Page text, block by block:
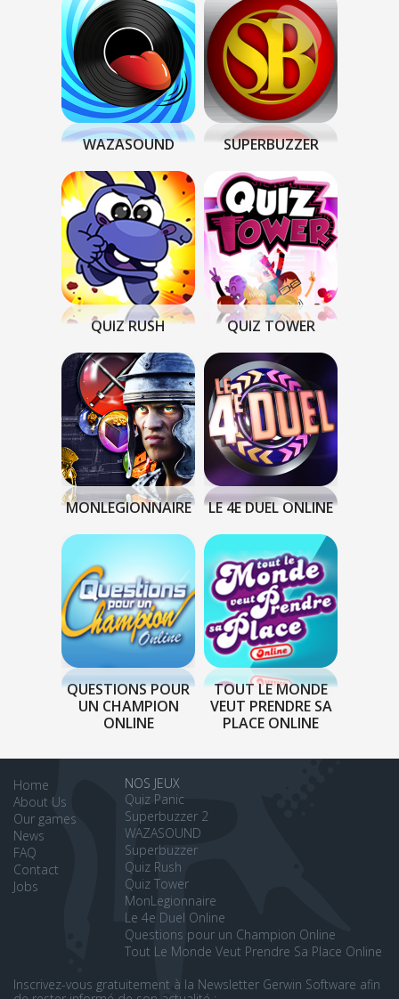
WAZASOUND SUPERBUZZER
QUIZ RUSH QUIZ TOWER
MONLEGIONNAIRE LE 4E DUEL ONLINE
QUESTIONS POUR
UN CHAMPION
ONLINE
TOUT LE MONDE
VEUT PRENDRE SA
PLACE ONLINE
Home
About Us
Our games
News
FAQ
Contact
Jobs
NOS JEUX
Quiz Panic
Superbuzzer 2
WAZASOUND
Superbuzzer
Quiz Rush
Quiz Tower
MonLegionnaire
Le 4e Duel Online
Questions pour un Champion Online
Tout Le Monde Veut Prendre Sa Place Online
Inscrivez-vous gratuitement à la Newsletter Gerwin Software afin